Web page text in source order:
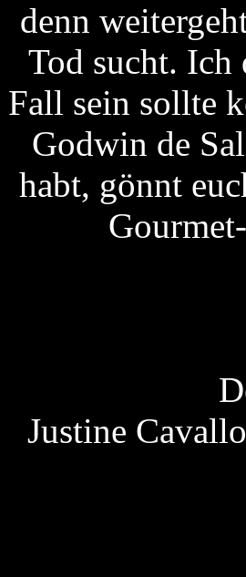
denn
Tod sucht. Ich
Fall sein sollte
Godwin de
habt, gönnt
Justine